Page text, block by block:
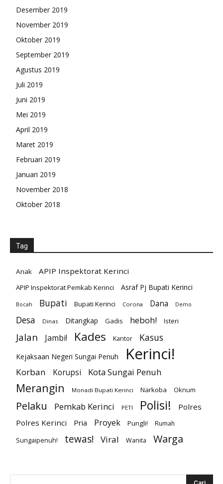
Desember 2019
November 2019
Oktober 2019
September 2019
Agustus 2019
Juli 2019
Juni 2019
Mei 2019
April 2019
Maret 2019
Februari 2019
Januari 2019
November 2018
Oktober 2018
Tag
Anak APIP Inspektorat Kerinci
APIP Inspektorat Pemkab Kerinci Asraf Pj Bupati Kerinci
Bocah Bupati Bupati Kerinci Corona Dana Demo
Desa Dinas Ditangkap Gadis heboh! Isteri
Jalan Jambi! Kades Kantor Kasus
Kejaksaan Negeri Sungai Penuh Kerinci!
Korban Korupsi Kota Sungai Penuh
Merangin Monadi Bupati Kerinci Narkoba Oknum
Pelaku Pemkab Kerinci PETI Polisi!
Polres
Polres Kerinci
Pria Proyek Pungli! Rumah
Sungaipenuh! tewas! Viral Wanita Warga